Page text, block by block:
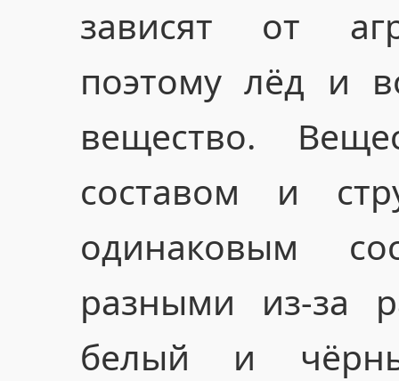
зависят от
поэтому лёд и
вещество.
составом и
одинаковым
разными из-за
белый и